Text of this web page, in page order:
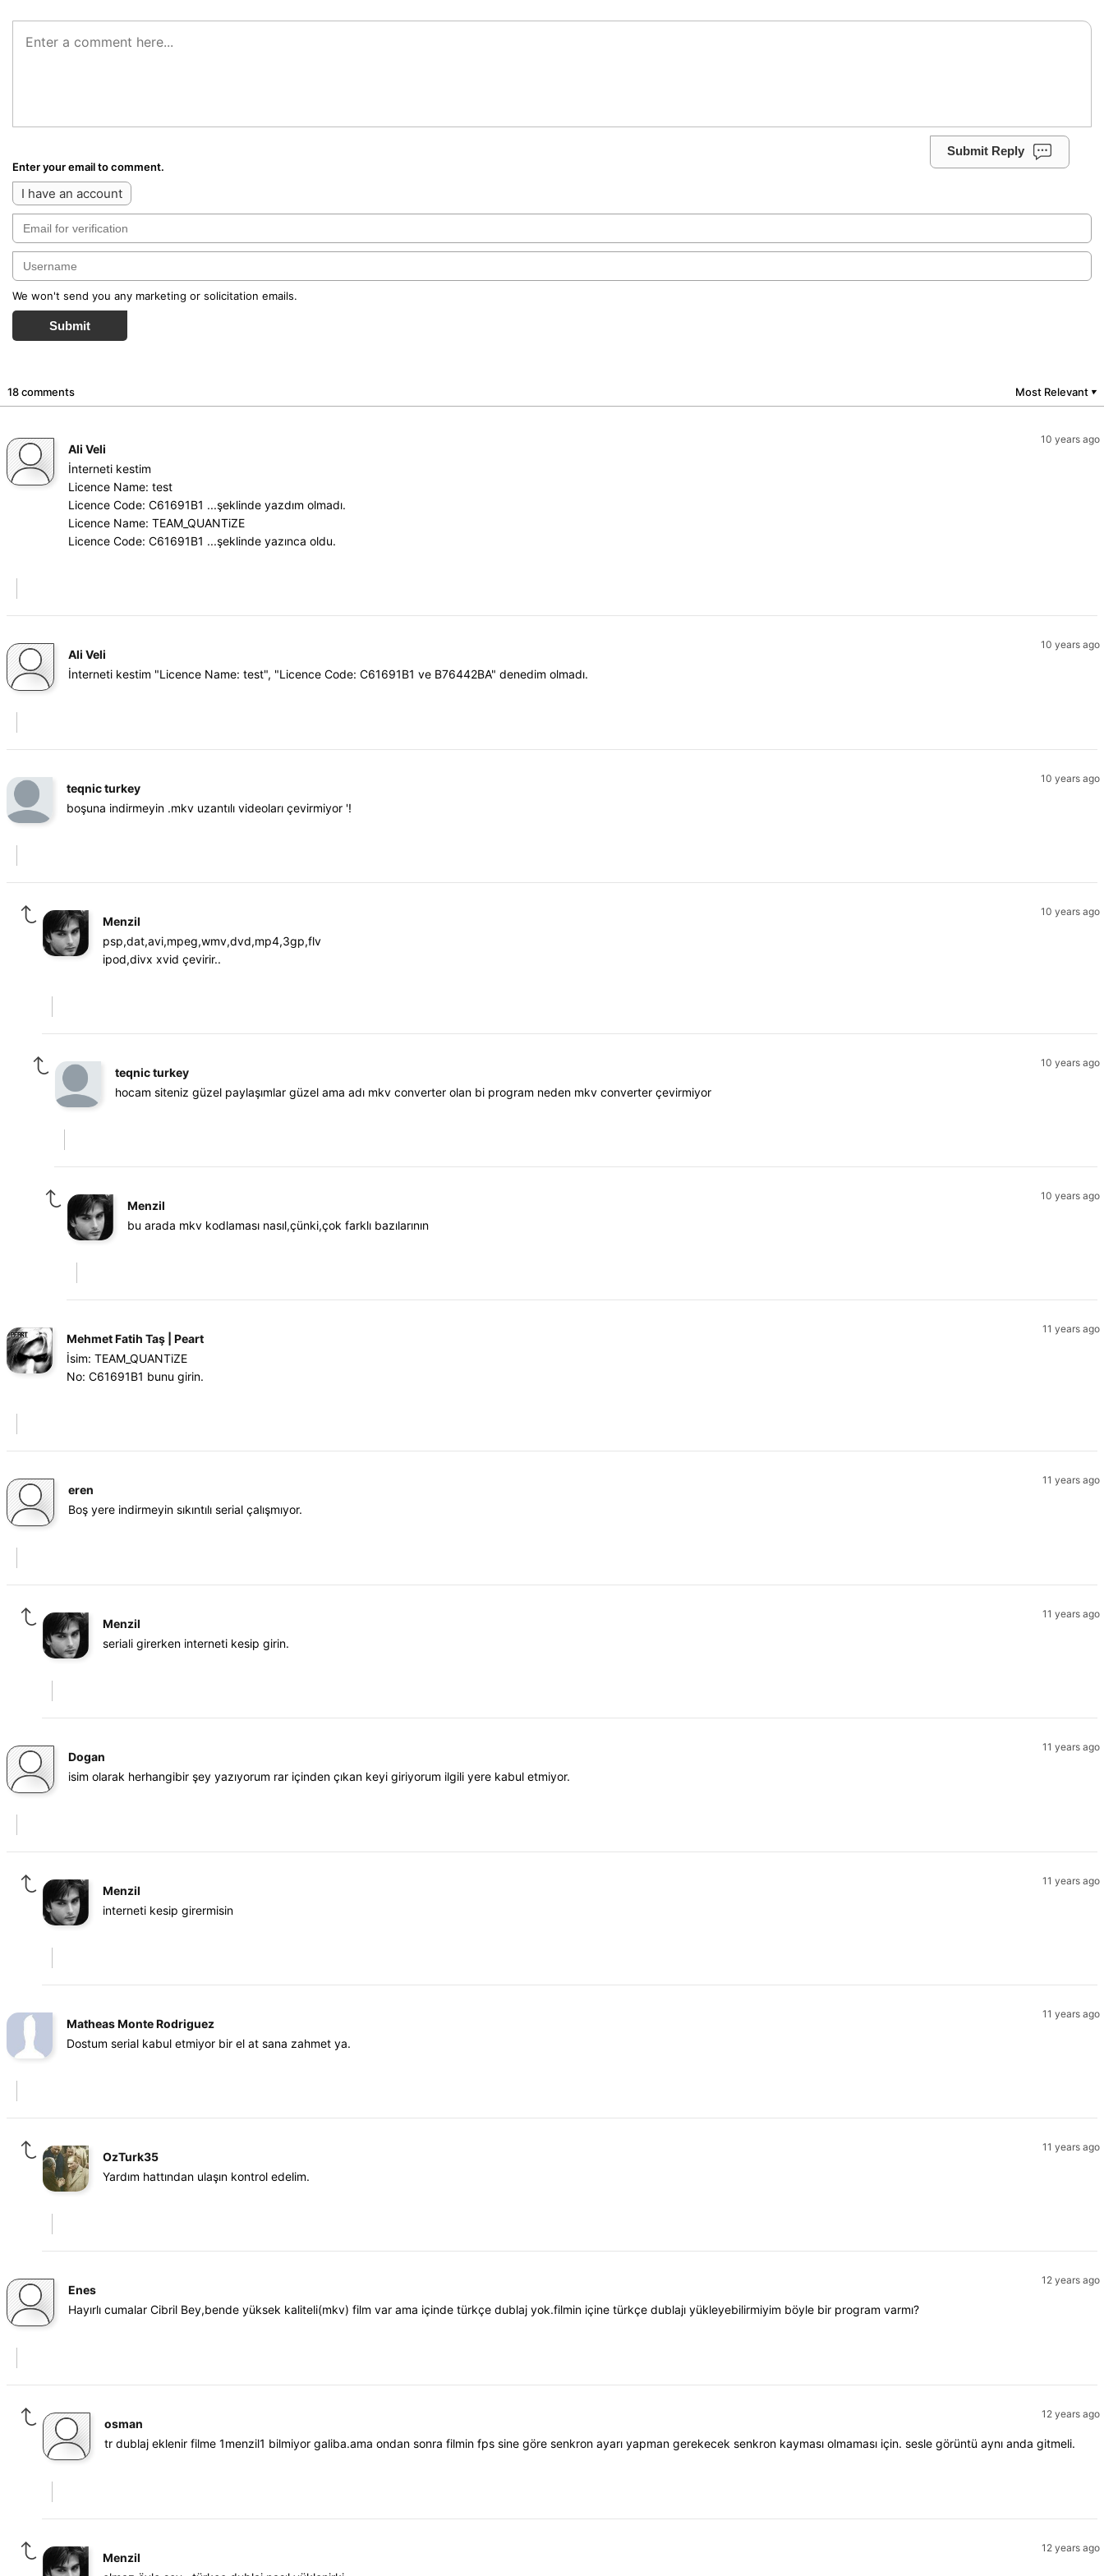
Submit Reply
Enter your email to comment.
I have an account
We won't send you any marketing or solicitation emails.
Submit
18 comments Most Relevant ▼
10 years ago
Ali Veli
İnterneti kestim
Licence Name: test
Licence Code: C61691B1 ...şeklinde yazdım olmadı.
Licence Name: TEAM_QUANTiZE
Licence Code: C61691B1 ...şeklinde yazınca oldu.
10 years ago
Ali Veli
İnterneti kestim "Licence Name: test", "Licence Code: C61691B1 ve B76442BA" denedim olmadı.
10 years ago
teqnic turkey
boşuna indirmeyin .mkv uzantılı videoları çevirmiyor '!
10 years ago
Menzil
psp,dat,avi,mpeg,wmv,dvd,mp4,3gp,flv
ipod,divx xvid çevirir..
10 years ago
teqnic turkey
hocam siteniz güzel paylaşımlar güzel ama adı mkv converter olan bi program neden mkv converter çevirmiyor
10 years ago
Menzil
bu arada mkv kodlaması nasıl,çünki,çok farklı bazılarının
11 years ago
Mehmet Fatih Taş | Peart
İsim: TEAM_QUANTiZE
No: C61691B1 bunu girin.
11 years ago
eren
Boş yere indirmeyin sıkıntılı serial çalışmıyor.
11 years ago
Menzil
seriali girerken interneti kesip girin.
11 years ago
Dogan
isim olarak herhangibir şey yazıyorum rar içinden çıkan keyi giriyorum ilgili yere kabul etmiyor.
11 years ago
Menzil
interneti kesip girermisin
11 years ago
Matheas Monte Rodriguez
Dostum serial kabul etmiyor bir el at sana zahmet ya.
11 years ago
OzTurk35
Yardım hattından ulaşın kontrol edelim.
12 years ago
Enes
Hayırlı cumalar Cibril Bey,bende yüksek kaliteli(mkv) film var ama içinde türkçe dublaj yok.filmin içine türkçe dublajı yükleyebilirmiyim böyle bir program varmı?
12 years ago
osman
tr dublaj eklenir filme 1menzil1 bilmiyor galiba.ama ondan sonra filmin fps sine göre senkron ayarı yapman gerekecek senkron kayması olmaması için. sesle görüntü aynı anda gitmeli.
12 years ago
Menzil